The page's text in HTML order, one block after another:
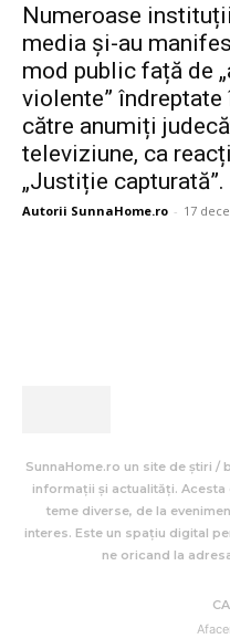
Numeroase
media și-au
mod public față de
violente”
către anumiți
televiziune, ca
„Justiție capturată”.
Autorii SunnaHome.ro - 17
SunnaHome.ro un site de știri
informații și actualități.
teme diverse, de la
interes. Este un spațiu digital
ne oricand la